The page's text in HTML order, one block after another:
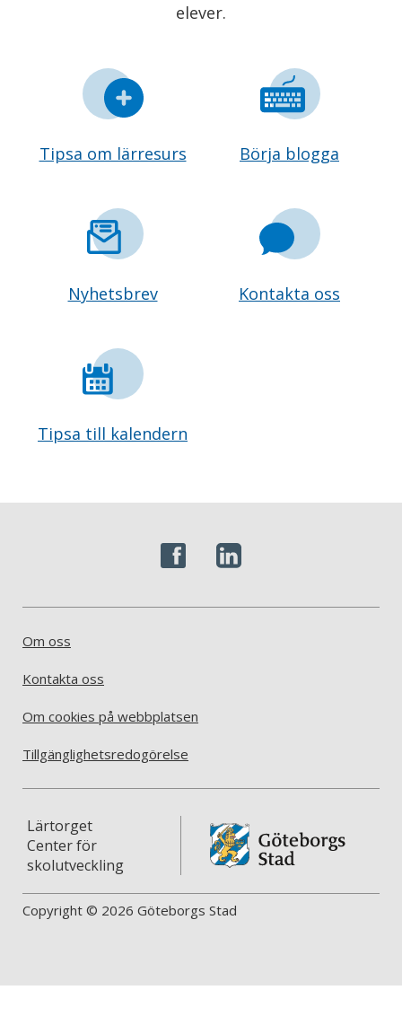
elever.
Tipsa om lärresurs Börja blogga
Nyhetsbrev Kontakta oss
Tipsa till kalendern
Om oss
Kontakta oss
Om cookies på webbplatsen
Tillgänglighetsredogörelse
Lärtorget
Center för
skolutveckling
Copyright © 2026 Göteborgs Stad